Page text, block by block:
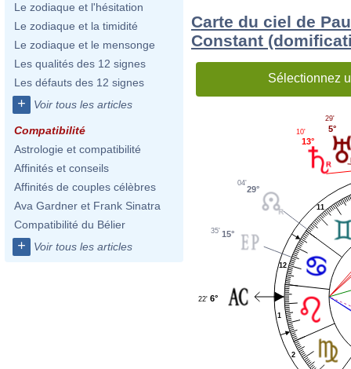
Le zodiaque et l'hésitation
Le zodiaque et la timidité
Le zodiaque et le mensonge
Les qualités des 12 signes
Les défauts des 12 signes
+ Voir tous les articles
Compatibilité
Astrologie et compatibilité
Affinités et conseils
Affinités de couples célèbres
Ava Gardner et Frank Sinatra
Compatibilité du Bélier
+ Voir tous les articles
Carte du ciel de
Constant
Sélectionnez
1
2
11
12
5°
29'
13°
10'
29°
04'
15°
35'
6°
22'